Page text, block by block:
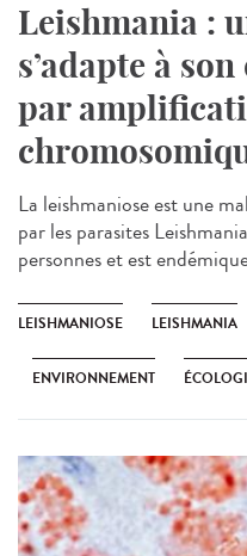
Leishmania :
s’adapte à
par
La leishmaniose est une
par les parasites
personnes et est
LEISHMANIOSE LEISHMANIA
ENVIRONNEMENT